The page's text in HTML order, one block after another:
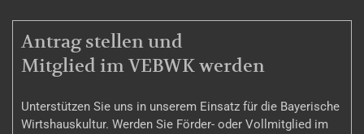
MITGLIEDSCHAFT
Antrag stellen und
Mitglied im VEBWK werden
Unterstützen Sie uns in unserem Einsatz für die Bayerische
Wirtshauskultur. Werden Sie Förder- oder Vollmitglied im